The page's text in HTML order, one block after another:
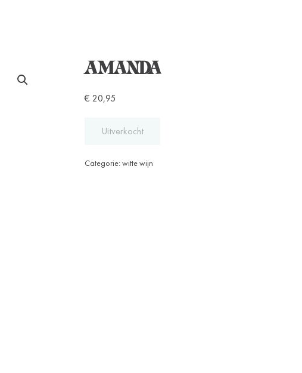
AMANDA
€ 20,95
Uitverkocht
Categorie:witte wijn